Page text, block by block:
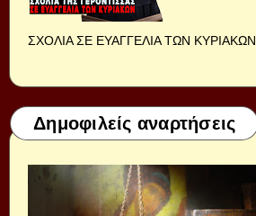
ΣΧΟΛΙΑ ΣΕ ΕΥΑΓΓΕΛΙΑ ΤΩΝ ΚΥΡΙΑΚΩΝ
Δημοφιλείς αναρτήσεις